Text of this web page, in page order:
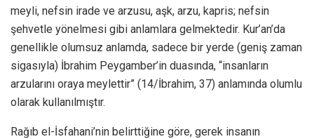
meyli, nefsin irade ve arzusu, aşk, arzu, kapris; nefsin
şehvetle yönelmesi gibi anlamlara gelmektedir. Kur’an’da
genellikle olumsuz anlamda, sadece bir yerde (geniş zaman
sigasıyla) İbrahim Peygamber’in duasında, “insanların
arzularını oraya meylettir” (14/İbrahim, 37) anlamında olumlu
olarak kullanılmıştır.
Rağıb el-İsfahani’nin belirttiğine göre, gerek insanın